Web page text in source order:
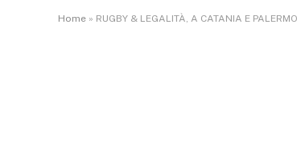
Home » RUGBY & LEGALITÀ, A CATANIA E